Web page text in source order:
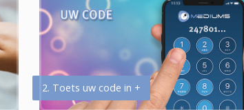
2. Toets uw code in +